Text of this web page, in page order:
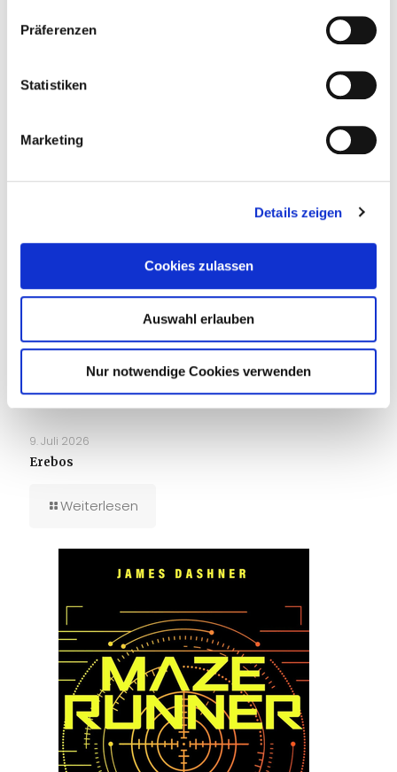
Präferenzen
Statistiken
Marketing
Details zeigen
Cookies zulassen
Auswahl erlauben
Nur notwendige Cookies verwenden
9. Juli 2026
Erebos
Weiterlesen